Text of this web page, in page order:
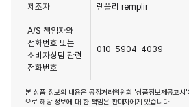
제조자 렘플리 remplir
A/S 책임자와
전화번호 또는
소비자상담 관련
전화번호
010-5904-4039
본 상품 정보의 내용은 공정거래위원회 '상품정보제공고
으로 해당 정보에 대 한 책임은 판매자에게 있습니다